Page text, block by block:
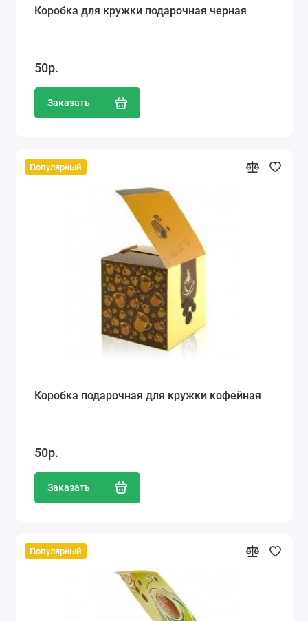
Коробка для кружки подарочная черная
50р.
Заказать
Популярный
Коробка подарочная для кружки кофейная
50р.
Заказать
Популярный